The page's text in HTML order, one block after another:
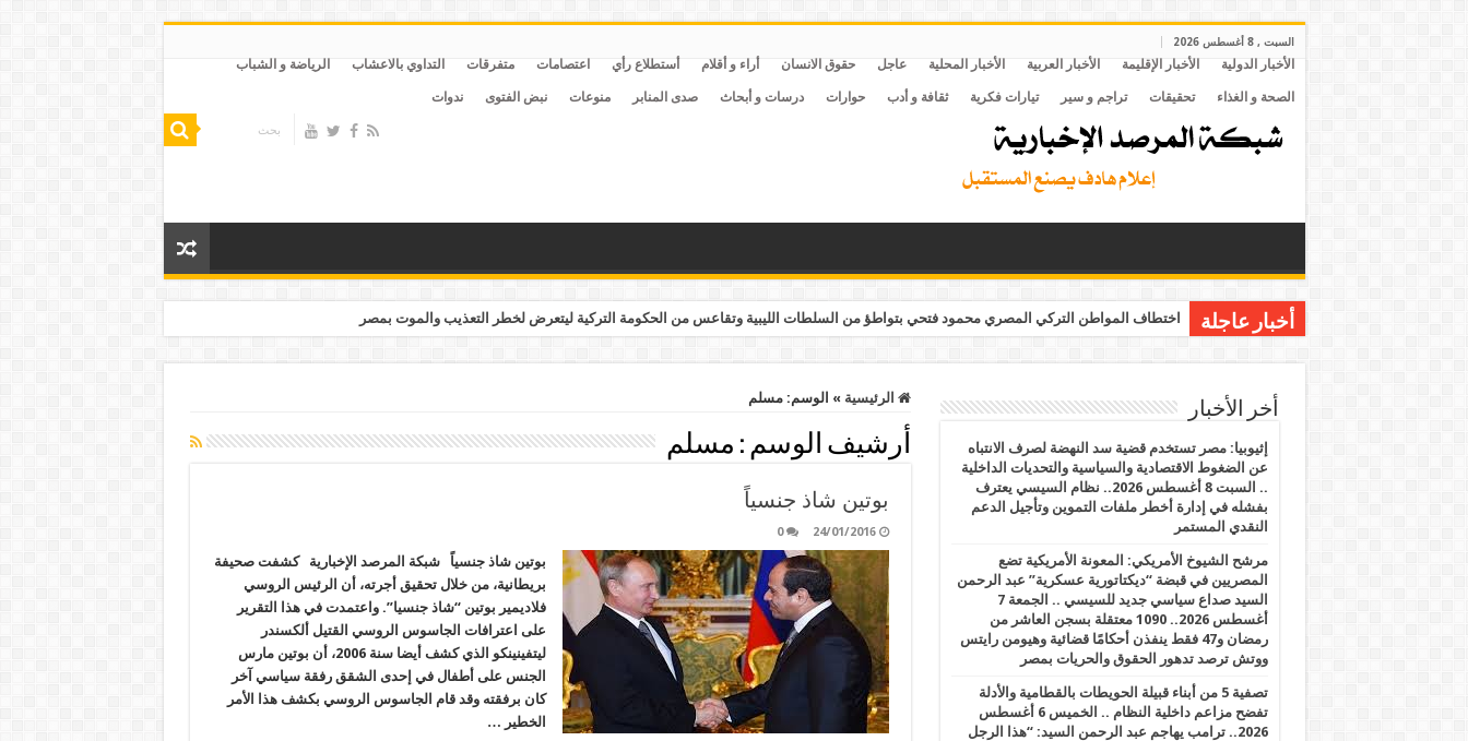
السبت , 8 أغسطس 2026
الأخبار الدولية الأخبار الإقليمة الأخبار العربية الأخبار المحلية عاجل حقوق الانسان أراء و أقلام أستطلاع رأي اعتصامات متفرقات التداوي بالاعشاب الرياضة و الشباب
الصحة و الغذاء تحقيقات تراجم و سير تيارات فكرية ثقافة و أدب حوارات درسات و أبحاث صدى المنابر منوعات نبض الفتوى ندوات
أخبار عاجلة اختطاف المواطن التركي المصري محمود فتحي بتواطؤ من السلطات الليبية وتقاعس من الحكومة التركية ليتعرض لخطر التعذيب والموت بمصر
الرئيسية » الوسم:مسلم
أرشيف الوسم : مسلم
بوتين شاذ جنسياً
24/01/2016
0
بوتين شاذ جنسياً شبكة المرصد الإخبارية كشفت صحيفة
بريطانية، من خلال تحقيق أجرته، أن الرئيس الروسي
فلاديمير بوتين “شاذ جنسيا”. واعتمدت في هذا التقرير
على اعترافات الجاسوس الروسي القتيل ألكسندر
ليتفينينكو الذي كشف أيضا سنة 2006، أن بوتين مارس
الجنس على أطفال في إحدى الشقق رفقة سياسي آخر
كان برفقته وقد قام الجاسوس الروسي بكشف هذا الأمر
الخطير …
أخر الأخبار
إثيوبيا: مصر تستخدم قضية سد النهضة لصرف الانتباه
عن الضغوط الاقتصادية والسياسية والتحديات الداخلية
.. السبت 8 أغسطس 2026.. نظام السيسي يعترف
بفشله في إدارة أخطر ملفات التموين وتأجيل الدعم
النقدي المستمر
مرشح الشيوخ الأمريكي: المعونة الأمريكية تضع
المصريين في قبضة “ديكتاتورية عسكرية” عبد الرحمن
السيد صداع سياسي جديد للسيسي .. الجمعة 7
أغسطس 2026.. 1090 معتقلة بسجن العاشر من
رمضان و47 فقط ينفذن أحكامًا قضائية وهيومن رايتس
ووتش ترصد تدهور الحقوق والحريات بمصر
تصفية 5 من أبناء قبيلة الحويطات بالقطامية والأدلة
تفضح مزاعم داخلية النظام .. الخميس 6 أغسطس
2026.. ترامب يهاجم عبد الرحمن السيد: “هذا الرجل